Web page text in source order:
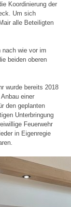
Koordinierung der
Um sich
alle Beteiligten
nach wie vor im
beiden oberen
wurde bereits 2018
einer
den geplanten
Unterbringung
Feuerwehr
in Eigenregie